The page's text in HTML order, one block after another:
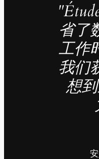
省了
工作
我们
想